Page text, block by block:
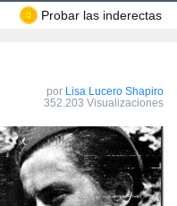
Probar las inderectas
por Lisa Lucero Shapiro
352.203 Visualizaciones